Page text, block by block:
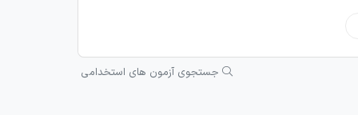
جستجوی آزمون های استخدامی